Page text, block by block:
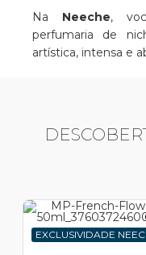
Na Neeche,
perfumaria de
artística, intensa e
EXCLUSIVIDADE